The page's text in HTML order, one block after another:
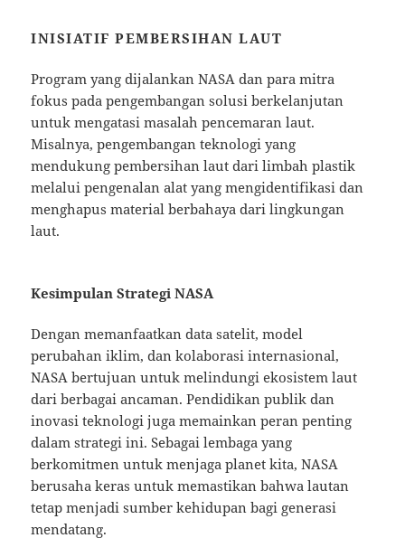
INISIATIF PEMBERSIHAN LAUT
Program yang dijalankan NASA dan para mitra
fokus pada pengembangan solusi berkelanjutan
untuk mengatasi masalah pencemaran laut.
Misalnya, pengembangan teknologi yang
mendukung pembersihan laut dari limbah plastik
melalui pengenalan alat yang mengidentifikasi dan
menghapus material berbahaya dari lingkungan
laut.
Kesimpulan Strategi NASA
Dengan memanfaatkan data satelit, model
perubahan iklim, dan kolaborasi internasional,
NASA bertujuan untuk melindungi ekosistem laut
dari berbagai ancaman. Pendidikan publik dan
inovasi teknologi juga memainkan peran penting
dalam strategi ini. Sebagai lembaga yang
berkomitmen untuk menjaga planet kita, NASA
berusaha keras untuk memastikan bahwa lautan
tetap menjadi sumber kehidupan bagi generasi
mendatang.